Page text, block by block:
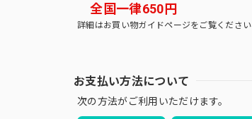
全国一律650円
詳細はお買い物ガイドページをご覧ください
お支払い方法について
次の方法がご利用いただけます。